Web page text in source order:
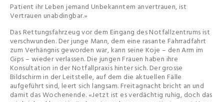
Patient ihr Leben jemand Unbekanntem anvertrauen, ist
Vertrauen unabdingbar.»
Das Rettungsfahrzeug vor dem Eingang des Notfallzentrums ist
verschwunden. Der junge Mann, dem eine rasante Fahrradfahrt
zum Verhängnis geworden war, kann seine Koje – den Arm im
Gips – wieder verlassen. Die jungen Frauen haben ihre
Konsultation in der Notfallpraxis hinter sich. Der grosse
Bildschirm in der Leitstelle, auf dem die aktuellen Fälle
aufgeführt sind, leert sich langsam. Freitagnacht bricht an und
damit das Wochenende. «Jetzt ist es verdächtig ruhig, doch das